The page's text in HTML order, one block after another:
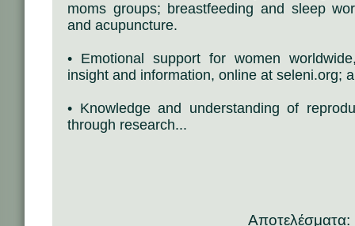
moms groups; breastfeeding and sleep
and acupuncture.
• Emotional support for women
insight and information, online at seleni.org;
• Knowledge and understanding of
through research...
Αποτελέσματα: